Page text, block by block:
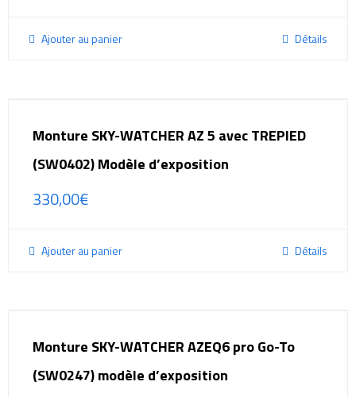
Ajouter au panier Détails
Monture SKY-WATCHER AZ 5 avec TREPIED
(SW0402) Modèle d’exposition
330,00€
Ajouter au panier Détails
Monture SKY-WATCHER AZEQ6 pro Go-To
(SW0247) modèle d’exposition